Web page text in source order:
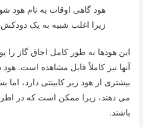
هود گاهی اوقات به نام هود
زیرا اغلب شبیه به یک دودکش
این هودها به طور کامل اجاق گاز
آنها نیز کاملاً قابل مشاهده است.
بیشتری از هود زیر کابینتی دارد،
می دهند، زیرا ممکن است که در
باشند.